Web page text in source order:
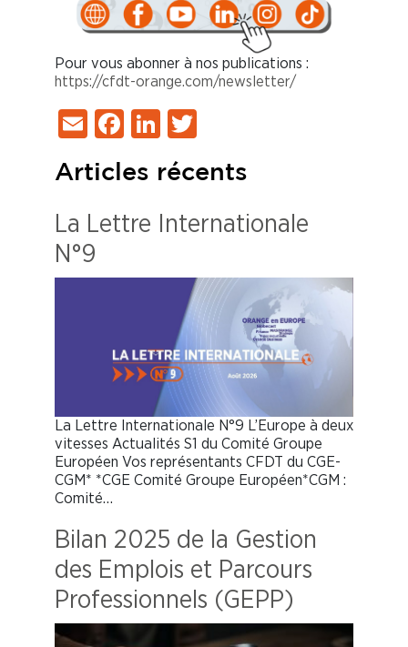
Pour vous abonner à nos publications :
https://cfdt-orange.com/newsletter/
EmailFacebook
LinkedIn
Articles récents
La Lettre Internationale
N°9
La Lettre Internationale N°9 L’Europe à deux
vitesses Actualités S1 du Comité Groupe
Européen Vos représentants CFDT du CGE-
CGM* *CGE Comité Groupe Européen*CGM :
Comité…
Bilan 2025 de la Gestion
des Emplois et Parcours
Professionnels (GEPP)